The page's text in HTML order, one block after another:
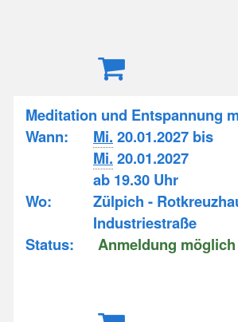
Meditation und Entspannung
Wann:
Mi. 20.01.2027 bis
Mi. 20.01.2027
ab 19.30 Uhr
Wo:
Zülpich -
Industriestraße
Status:
Anmeldung möglich